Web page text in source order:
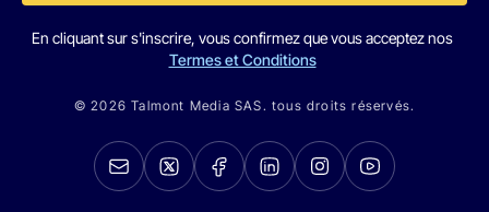
En cliquant sur s'inscrire, vous confirmez que vous acceptez nos
Termes et Conditions
© 2026 Talmont Media SAS. tous droits réservés.